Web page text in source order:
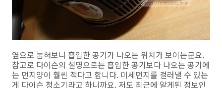
옆으로 눕혀보니 흡입한 공기가 나오는 위치가 보이는군요.
참고로 다이슨의 설명으로는 흡입한 공기보다 나오는 공기에
는 먼지양이 훨씬 적다고 합니다. 미세먼지를 걸러낼 수 있는
게 다이슨 청소기라고 하니까요. 저도 최근에 알게된 정보인